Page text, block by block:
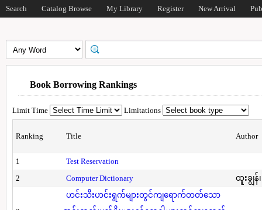
Search Catalog Browse My Library Register New Arrival
Book Borrowing Rankings
Limit Time Limitations
Ranking Title Author
1
Test Reservation
2
Computer Dictionary ထူးချွန်
ဟင်းသီးဟင်းရွက်များတွင်ကျရောက်တတ်သော